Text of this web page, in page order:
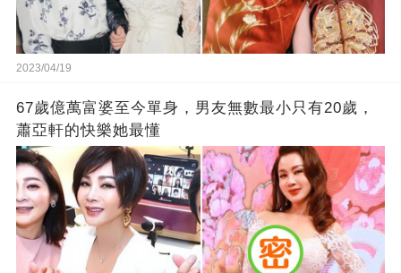
2023/04/19
67歲億萬富婆至今單身，男友無數最小只有20歲，
蕭亞軒的快樂她最懂